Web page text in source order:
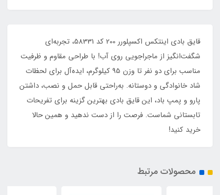
قایق بادی اینتکس اکسپلورر 200 کد 58331، تجربه‌ای
شگفت‌انگیز از ماجراجویی روی آب! با طراحی مقاوم و ظرفیت
مناسب برای دو نفر تا وزن 95 کیلوگرم، ایده‌آل برای لحظات
شاد خانوادگی و دوستانه. به‌راحتی قابل حمل و نصب، داشتن
پارو و پمپ باد، این قایق بادی بهترین گزینه برای تفریحات
تابستانی شماست. فرصت را از دست ندهید و همین حالا
خرید کنید!
محصولات مرتبط